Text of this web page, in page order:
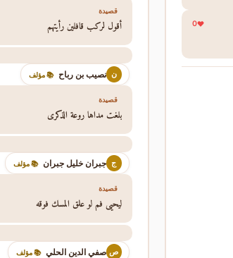
0
قصيدة
أقول لركب قافلين رأيتهم
ن نصيب بن رباح 📚 مؤلف
قصيدة
بلغت مداها روعة الذكرى
ج جبران خليل جبران 📚 مؤلف
قصيدة
ليحيى فم لو علق المسك فوقه
ص صفي الدين الحلي 📚 مؤلف